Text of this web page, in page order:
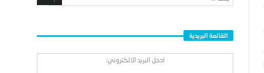
القائمة البريدية
ادخل البريد الالكتروني: